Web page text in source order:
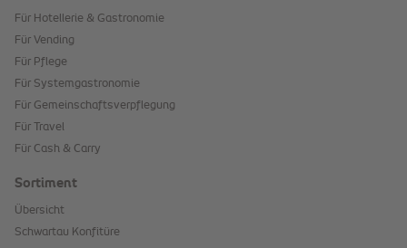
Für Hotellerie & Gastronomie
Für Vending
Für Pflege
Für Systemgastronomie
Für Gemeinschaftsverpflegung
Für Travel
Für Cash & Carry
Sortiment
Übersicht
Schwartau Konfitüre